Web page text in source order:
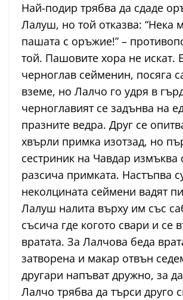
Най-подир трябва да сдаде
Лалуш, но той отказва: “Нека
пашата с оръжие!” –
той. Пашовите хора не искат.
черноглав сейменин, посяга
вземе, но Лалчо го удря в
черноглавият се задънва на
празните ведра. Друг се
хвърли примка изотзад, но
сестриник на Чавдар измъква
разсича примката. Настъпва
неколцината сеймени вадят
Лалуш налита върху им със
съсича где когото свари и се
вратата. За Лалчова беда
затворена и макар отвън
другари напъват дружно, за
Лалчо трябва да търси друго